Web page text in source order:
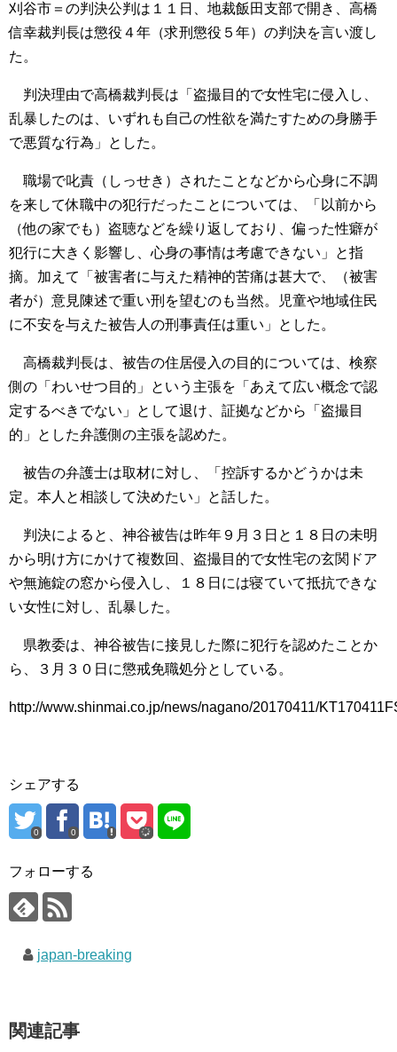
刈谷市＝の判決公判は１１日、地裁飯田支部で開き、高橋
信幸裁判長は懲役４年（求刑懲役５年）の判決を言い渡し
た。
判決理由で高橋裁判長は「盗撮目的で女性宅に侵入し、
乱暴したのは、いずれも自己の性欲を満たすための身勝手
で悪質な行為」とした。
職場で叱責（しっせき）されたことなどから心身に不調
を来して休職中の犯行だったことについては、「以前から
（他の家でも）盗聴などを繰り返しており、偏った性癖が
犯行に大きく影響し、心身の事情は考慮できない」と指
摘。加えて「被害者に与えた精神的苦痛は甚大で、（被害
者が）意見陳述で重い刑を望むのも当然。児童や地域住民
に不安を与えた被告人の刑事責任は重い」とした。
高橋裁判長は、被告の住居侵入の目的については、検察
側の「わいせつ目的」という主張を「あえて広い概念で認
定するべきでない」として退け、証拠などから「盗撮目
的」とした弁護側の主張を認めた。
被告の弁護士は取材に対し、「控訴するかどうかは未
定。本人と相談して決めたい」と話した。
判決によると、神谷被告は昨年９月３日と１８日の未明
から明け方にかけて複数回、盗撮目的で女性宅の玄関ドア
や無施錠の窓から侵入し、１８日には寝ていて抵抗できな
い女性に対し、乱暴した。
県教委は、神谷被告に接見した際に犯行を認めたことか
ら、３月３０日に懲戒免職処分としている。
http://www.shinmai.co.jp/news/nagano/20170411/
シェアする
0 0
フォローする
japan-breaking
関連記事